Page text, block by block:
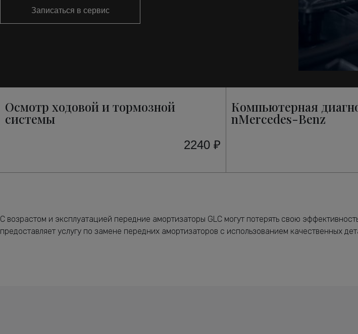
Записаться в сервис
Осмотр ходовой и тормозной
системы
2240 ₽
Компьютерная
nMercedes-Benz
С возрастом и эксплуатацией передние амортизаторы GLC могут потерять свою
предоставляет услугу по замене передних амортизаторов с использованием качественных